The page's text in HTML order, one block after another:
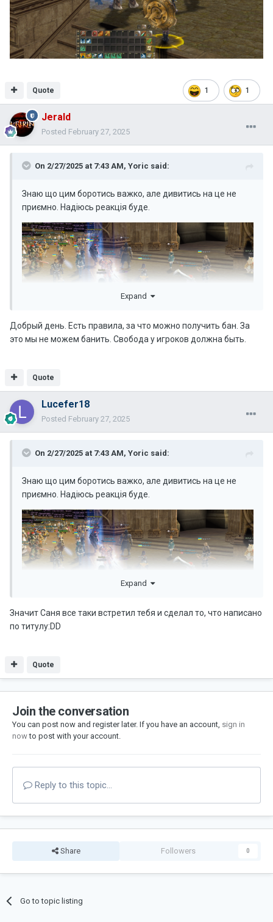
1 1
Quote
Jerald
Posted February 27, 2025
On 2/27/2025 at 7:43 AM, Yoric said:
Знаю що цим боротись важко, але дивитись на це не
приємно. Надіюсь реакція буде.
Expand
Добрый день. Есть правила, за что можно получить бан. За
это мы не можем банить. Свобода у игроков должна быть.
Quote
Lucefer18
Posted February 27, 2025
On 2/27/2025 at 7:43 AM, Yoric said:
Знаю що цим боротись важко, але дивитись на це не
приємно. Надіюсь реакція буде.
Expand
Значит Саня все таки встретил тебя и сделал то, что написано
по титулу:DD
Quote
Join the conversation
You can post now and register later. If you have an account, sign in
nowto post with your account.
Reply to this topic...
Share Followers 0
Go to topic listing